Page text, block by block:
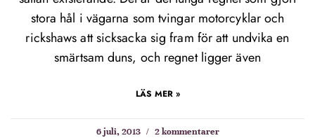
stora hål i vägarna som tvingar motorcyklar och
rickshaws att sicksacka sig fram för att undvika en
smärtsam duns, och regnet ligger även
LÄS MER »
6 juli, 2013 2 kommentarer